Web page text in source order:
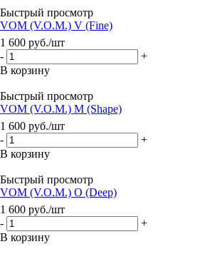
Быстрый просмотр
VOM (V.O.M.) V (Fine)
1 600 руб./шт
-
+
В корзину
Быстрый просмотр
VOM (V.O.M.) M (Shape)
1 600 руб./шт
-
+
В корзину
Быстрый просмотр
VOM (V.O.M.) O (Deep)
1 600 руб./шт
-
+
В корзину